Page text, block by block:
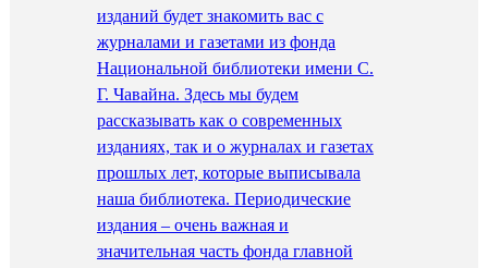
изданий будет знакомить вас с
журналами и газетами из фонда
Национальной библиотеки имени С.
Г. Чавайна. Здесь мы будем
рассказывать как о современных
изданиях, так и о журналах и газетах
прошлых лет, которые выписывала
наша библиотека. Периодические
издания – очень важная и
значительная часть фонда главной